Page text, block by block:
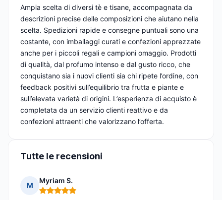
Ampia scelta di diversi tè e tisane, accompagnata da
descrizioni precise delle composizioni che aiutano nella
scelta. Spedizioni rapide e consegne puntuali sono una
costante, con imballaggi curati e confezioni apprezzate
anche per i piccoli regali e campioni omaggio. Prodotti
di qualità, dal profumo intenso e dal gusto ricco, che
conquistano sia i nuovi clienti sia chi ripete l’ordine, con
feedback positivi sull’equilibrio tra frutta e piante e
sull’elevata varietà di origini. L’esperienza di acquisto è
completata da un servizio clienti reattivo e da
confezioni attraenti che valorizzano l’offerta.
Tutte le recensioni
M
Myriam S.
Nota: 5 su 5